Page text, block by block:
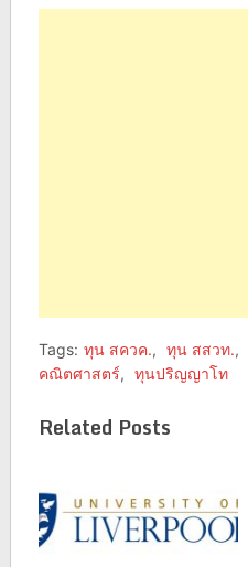
FacebookTwitter
Tags: ทุน สควค., ทุน สสวท.,
คณิตศาสตร์, ทุนปริญญาโท
Related Posts